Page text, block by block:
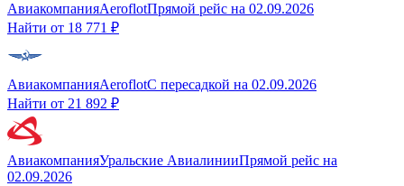
АвиакомпанияAeroflotПрямой рейс на 02.09.2026
Найти от 18 771 ₽
АвиакомпанияAeroflotС пересадкой на 02.09.2026
Найти от 21 892 ₽
АвиакомпанияУральские АвиалинииПрямой рейс на
02.09.2026